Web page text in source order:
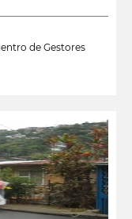
de Gestores